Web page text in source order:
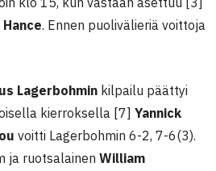
. Ennen puolivälieriä voittoja
Lagerbohmin kilpailu päättyi
kierroksella [7] Yannick
voitti Lagerbohmin 6-2, 7-6(3).
ja ruotsalainen William